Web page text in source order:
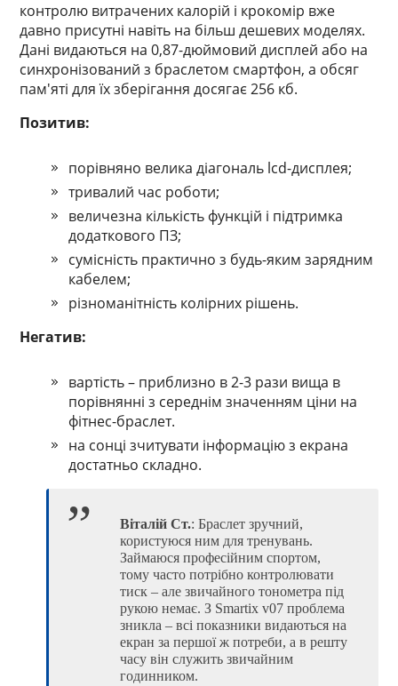
контролю витрачених калорій і крокомір вже
давно присутні навіть на більш дешевих моделях.
Дані видаються на 0,87-дюймовий дисплей або на
синхронізований з браслетом смартфон, а обсяг
пам'яті для їх зберігання досягає 256 кб.
Позитив:
порівняно велика діагональ lcd-дисплея;
тривалий час роботи;
величезна кількість функцій і підтримка
додаткового ПЗ;
сумісність практично з будь-яким зарядним
кабелем;
різноманітність колірних рішень.
Негатив:
вартість – приблизно в 2-3 рази вища в
порівнянні з середнім значенням ціни на
фітнес-браслет.
на сонці зчитувати інформацію з екрана
достатньо складно.
Віталій Ст.: Браслет зручний,
користуюся ним для тренувань.
Займаюся професійним спортом,
тому часто потрібно контролювати
тиск – але звичайного тонометра під
рукою немає. З Smartix v07 проблема
зникла – всі показники видаються на
екран за першої ж потреби, а в решту
часу він служить звичайним
годинником.